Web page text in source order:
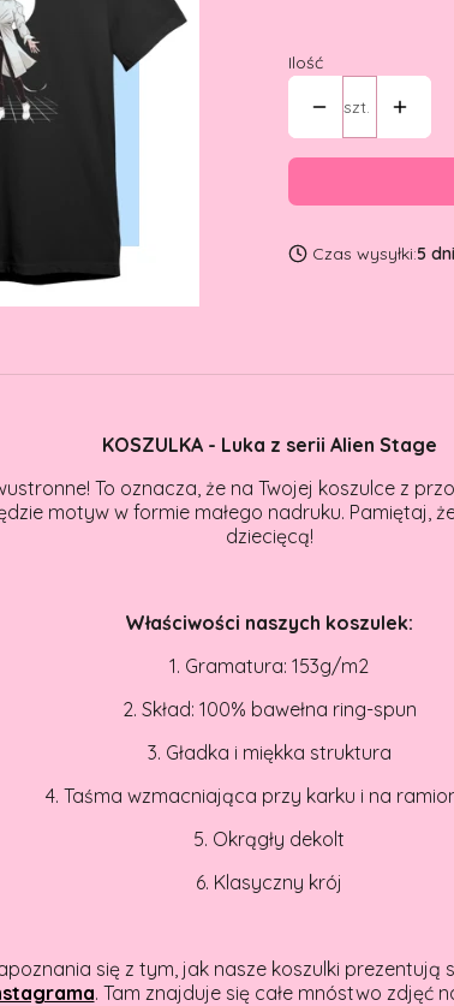
Ilość
szt.
Czas wysyłki:5 dni
KOSZULKA - Luka z serii Alien Stage
To oznacza, że na Twojej koszulce z
motyw w formie małego nadruku. Pamiętaj,
dziecięcą!
Właściwości naszych koszulek:
1. Gramatura: 153g/m2
2. Skład: 100% bawełna ring-spun
3. Gładka i miękka struktura
4. Taśma wzmacniająca przy karku i na
5. Okrągły dekolt
6. Klasyczny krój
się z tym, jak nasze koszulki
. Tam znajduje się całe mnóstwo zdjęć